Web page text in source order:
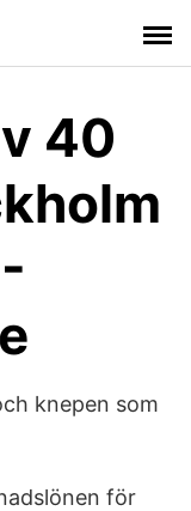
40
knepen som
för